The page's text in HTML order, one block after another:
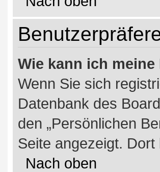
Wie kann ich
Wenn Sie sich
Datenbank des
den „Persönlichen
Seite angezeigt.
Nach oben